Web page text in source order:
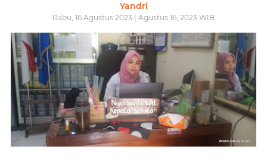
Yandri
Rabu, 16 Agustus 2023 | Agustus 16, 2023 WIB